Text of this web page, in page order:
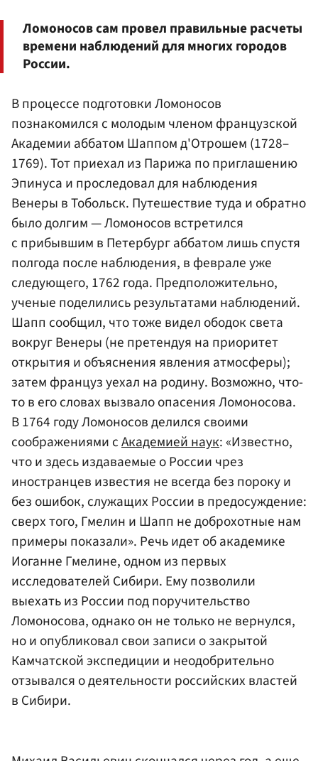
Ломоносов сам провел правильные расчеты
времени наблюдений для многих городов
России.
В процессе подготовки Ломоносов
познакомился с молодым членом французской
Академии аббатом Шаппом д'Отрошем (1728–
1769). Тот приехал из Парижа по приглашению
Эпинуса и проследовал для наблюдения
Венеры в Тобольск. Путешествие туда и обратно
было долгим — Ломоносов встретился
с прибывшим в Петербург аббатом лишь спустя
полгода после наблюдения, в феврале уже
следующего, 1762 года. Предположительно,
ученые поделились результатами наблюдений.
Шапп сообщил, что тоже видел ободок света
вокруг Венеры (не претендуя на приоритет
открытия и объяснения явления атмосферы);
затем француз уехал на родину. Возможно, что-
то в его словах вызвало опасения Ломоносова.
В 1764 году Ломоносов делился своими
соображениями сАкадемией наук: «Известно,
что и здесь издаваемые о России чрез
иностранцев известия не всегда без пороку и
без ошибок, служащих России в предосуждение:
сверх того, Гмелин и Шапп не доброхотные нам
примеры показали». Речь идет об академике
Иоганне Гмелине, одном из первых
исследователей Сибири. Ему позволили
выехать из России под поручительство
Ломоносова, однако он не только не вернулся,
но и опубликовал свои записи о закрытой
Камчатской экспедиции и неодобрительно
отзывался о деятельности российских властей
в Сибири.